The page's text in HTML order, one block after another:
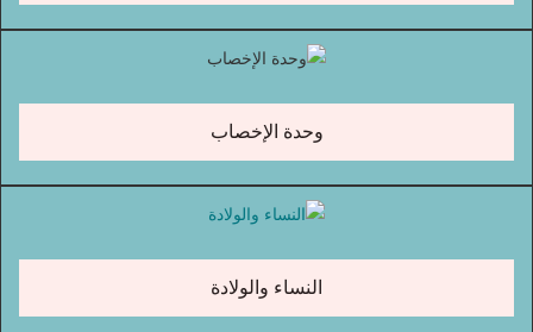
وحدة الإخصاب
النساء والولادة